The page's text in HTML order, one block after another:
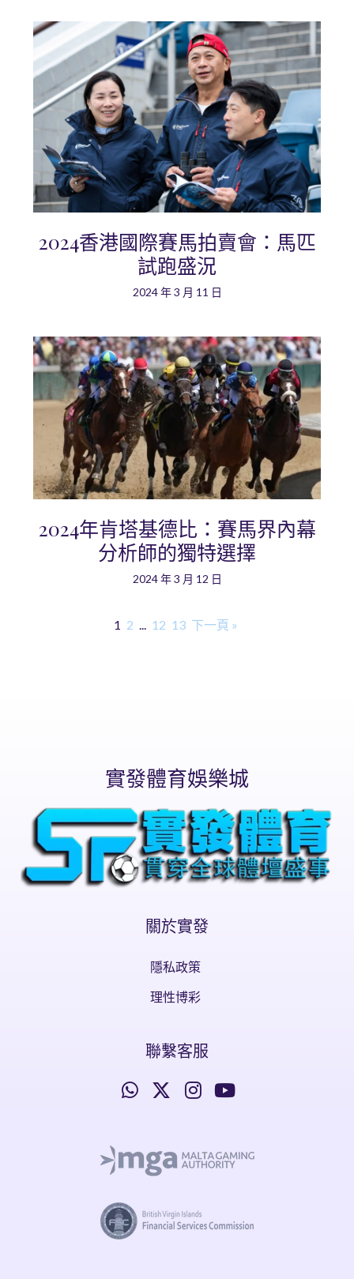
2024香港國際賽馬拍賣會：馬匹
試跑盛況
2024 年 3 月 11 日
2024年肯塔基德比：賽馬界內幕
分析師的獨特選擇
2024 年 3 月 12 日
1 2 ... 12 13 下一頁 »
實發體育娛樂城
關於實發
隱私政策
理性博彩
聯繫客服